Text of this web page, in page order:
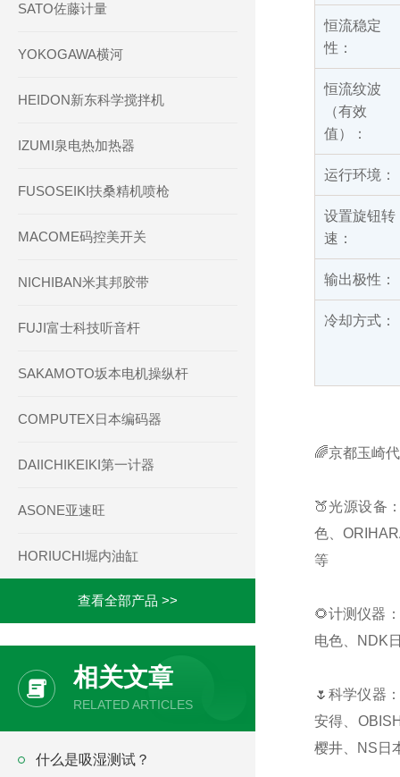
恒流稳定
性：
恒流纹波
（有效
值）：
运行环境：
设置旋钮转
速：
输出极性：
冷却方式：
🌈京都玉崎
🍑光源设备
色、
等
🌻计测仪器
电色、NDK
🌷科学仪器
安得、
樱井、NS日
SATO佐藤计量
YOKOGAWA横河
HEIDON新东科学搅拌机
IZUMI泉电热加热器
FUSOSEIKI扶桑精机喷枪
MACOME码控美开关
NICHIBAN米其邦胶带
FUJI富士科技听音杆
SAKAMOTO坂本电机操纵杆
COMPUTEX日本编码器
DAIICHIKEIKI第一计器
ASONE亚速旺
HORIUCHI堀内油缸
查看全部产品 >>
相关文章
RELATED ARTICLES
什么是吸湿测试？